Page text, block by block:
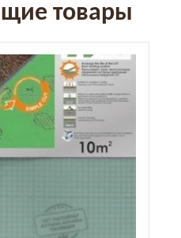
товары